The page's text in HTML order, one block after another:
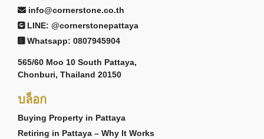
info@cornerstone.co.th
LINE: @cornerstonepattaya
Whatsapp: 0807945904
565/60 Moo 10 South Pattaya,
Chonburi, Thailand 20150
บล็อก
Buying Property in Pattaya
Retiring in Pattaya – Why It Works